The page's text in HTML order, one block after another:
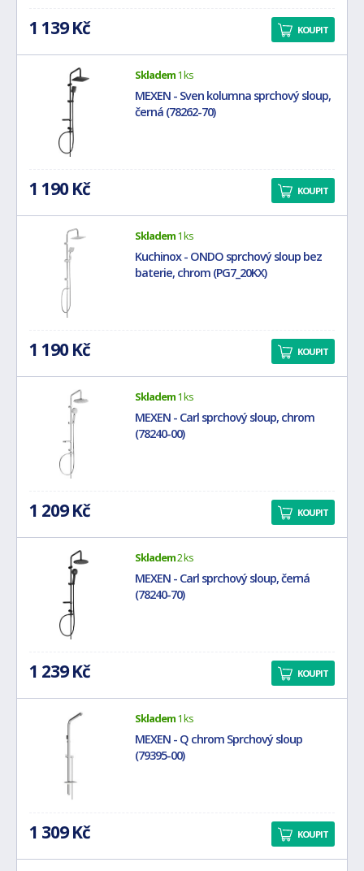
1 139 Kč KOUPIT
Skladem1 ks
MEXEN - Sven kolumna sprchový sloup,
černá (78262-70)
1 190 Kč KOUPIT
Skladem1 ks
Kuchinox - ONDO sprchový sloup bez
baterie, chrom (PG7_20KX)
1 190 Kč KOUPIT
Skladem1 ks
MEXEN - Carl sprchový sloup, chrom
(78240-00)
1 209 Kč KOUPIT
Skladem2 ks
MEXEN - Carl sprchový sloup, černá
(78240-70)
1 239 Kč KOUPIT
Skladem1 ks
MEXEN - Q chrom Sprchový sloup
(79395-00)
1 309 Kč KOUPIT